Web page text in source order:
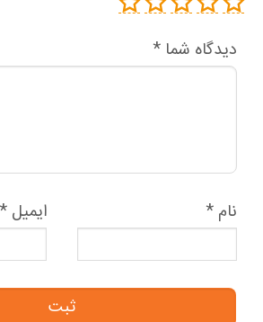
دیدگاه شما *
نام * ایمیل *